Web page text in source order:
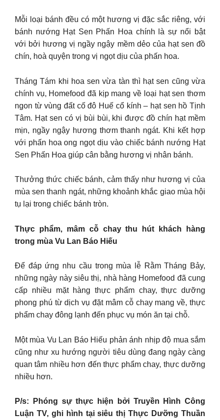
Mỗi loại bánh đều có một hương vị đặc sắc riêng, với
bánh nướng Hạt Sen Phấn Hoa chính là sự nổi bật
với bởi hương vị ngầy ngậy mềm dẻo của hạt sen đồ
chín, hoà quyện trong vị ngọt dịu của phấn hoa.
Tháng Tám khi hoa sen vừa tàn thì hạt sen cũng vừa
chính vụ, Homefood đã kịp mang về loại hạt sen thơm
ngon từ vùng đất cố đô Huế cổ kính – hạt sen hồ Tịnh
Tâm. Hạt sen có vị bùi bùi, khi được đồ chín hạt mềm
mịn, ngầy ngậy hương thơm thanh ngát. Khi kết hợp
với phấn hoa ong ngọt dịu vào chiếc bánh nướng Hạt
Sen Phấn Hoa giúp cân bằng hương vị nhân bánh.
Thưởng thức chiếc bánh, cảm thấy như hương vị của
mùa sen thanh ngát, những khoảnh khắc giao mùa hội
tụ lại trong chiếc bánh tròn.
Thực phẩm, mâm cỗ chay thu hút khách hàng
trong mùa Vu Lan Báo Hiếu
Để đáp ứng nhu cầu trong mùa lễ Rằm Tháng Bảy,
những ngày này siêu thị, nhà hàng Homefood đã cung
cấp nhiều mặt hàng thực phẩm chay, thực dưỡng
phong phú từ dịch vụ đặt mâm cỗ chay mang về, thực
phẩm chay đông lạnh đến phục vụ món ăn tại chỗ.
Một mùa Vu Lan Báo Hiếu phản ánh nhịp độ mua sắm
cũng như xu hướng người tiêu dùng đang ngày càng
quan tâm nhiều hơn đến thực phẩm chay, thực dưỡng
nhiều hơn.
P/s: Phóng sự thực hiện bởi Truyền Hình Công
Luận TV, ghi hình tại siêu thị Thực Dưỡng Thuần